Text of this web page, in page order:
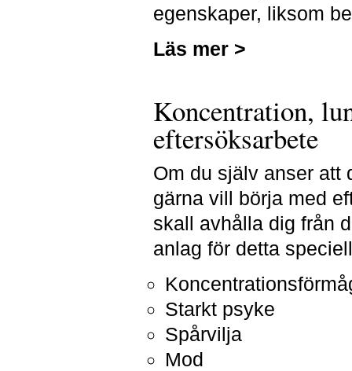
egenskaper, liksom
Läs mer >
Koncentration,
eftersöksarbete
Om du själv anser att
gärna vill börja med
skall avhålla dig från
anlag för detta
Starkt psyke
Spårvilja
Mod